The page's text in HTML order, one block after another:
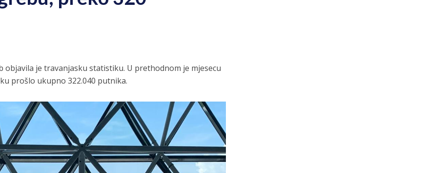
objavila je travanjasku statistiku. U prethodnom je mjesecu
prošlo ukupno 322.040 putnika.